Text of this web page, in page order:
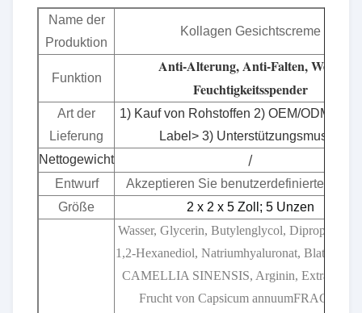
Name der
Produktion
Kollagen Gesichtscreme
Funktion
Anti-Alterung, Anti-Falten, Weiß,
Feuchtigkeitsspender
Art der
Lieferung
1) Kauf von Rohstoffen 2) OEM/ODM<
Label> 3) Unterstützungsmuster
Nettogewicht
/
Entwurf
Akzeptieren Sie benutzerdefinierte
Größe
2 x 2 x 5 Zoll; 5 Unzen
Wasser, Glycerin, Butylenglycol,
1,2-Hexanediol, Natriumhyaluronat,
CAMELLIA SINENSIS, Arginin, Extrakt aus
Frucht von Capsicum annuumFRAGARIA